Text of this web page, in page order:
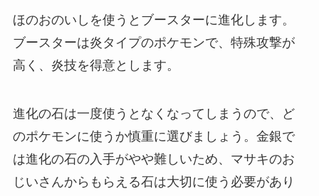
ほのおのいしを使うとブースターに進化します。
ブースターは炎タイプのポケモンで、特殊攻撃が
高く、炎技を得意とします。
進化の石は一度使うとなくなってしまうので、ど
のポケモンに使うか慎重に選びましょう。金銀で
は進化の石の入手がやや難しいため、マサキのお
じいさんからもらえる石は大切に使う必要があり